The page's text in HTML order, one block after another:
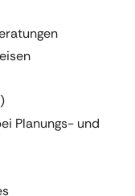
Planungs- und